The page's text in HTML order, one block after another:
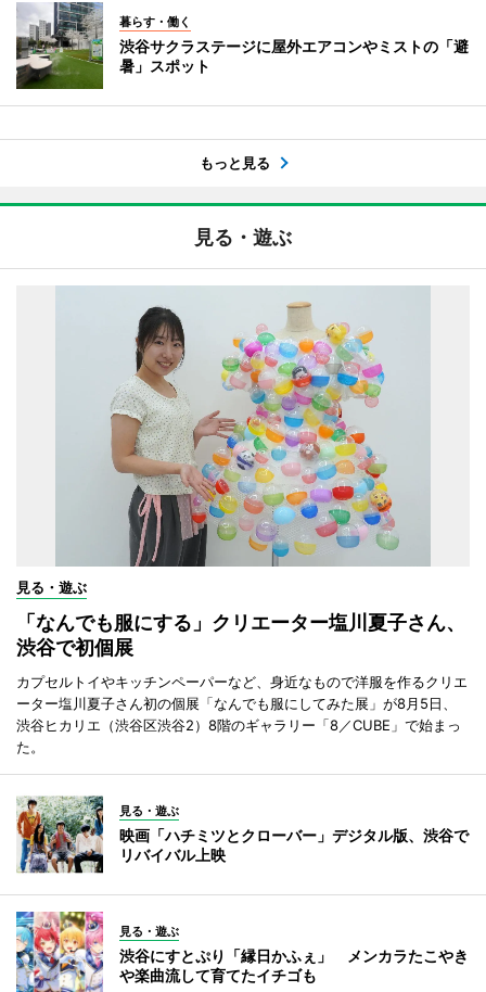
暮らす・働く
渋谷サクラステージに屋外エアコンやミストの「避
暑」スポット
もっと見る
見る・遊ぶ
見る・遊ぶ
「なんでも服にする」クリエーター塩川夏子さん、
渋谷で初個展
カプセルトイやキッチンペーパーなど、身近なもので洋服を作るクリエ
ーター塩川夏子さん初の個展「なんでも服にしてみた展」が8月5日、
渋谷ヒカリエ（渋谷区渋谷2）8階のギャラリー「8／CUBE」で始まっ
た。
見る・遊ぶ
映画「ハチミツとクローバー」デジタル版、渋谷で
リバイバル上映
見る・遊ぶ
渋谷にすとぷり「縁日かふぇ」 メンカラたこやき
や楽曲流して育てたイチゴも